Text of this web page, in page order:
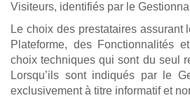
Visiteurs, identifiés par le
Le choix des prestataires assurant
Plateforme, des Fonctionnalités
choix techniques qui sont du seul
Lorsqu’ils sont indiqués par le
exclusivement à titre informatif et